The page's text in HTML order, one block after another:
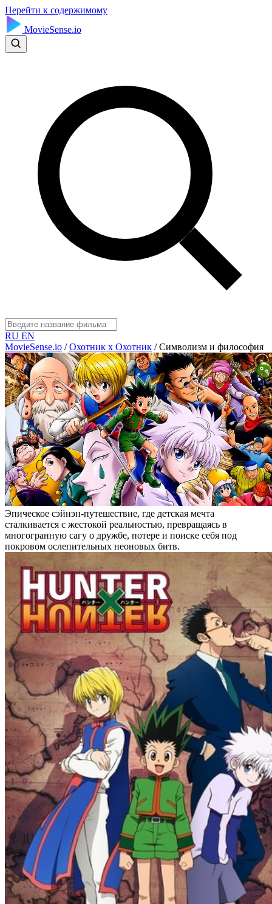
Перейти к содержимому
MovieSense.io
RU EN
MovieSense.io / Охотник х Охотник / Символизм и философия
Эпическое сэйнэн-путешествие, где детская мечта
сталкивается с жестокой реальностью, превращаясь в
многогранную сагу о дружбе, потере и поиске себя под
покровом ослепительных неоновых битв.